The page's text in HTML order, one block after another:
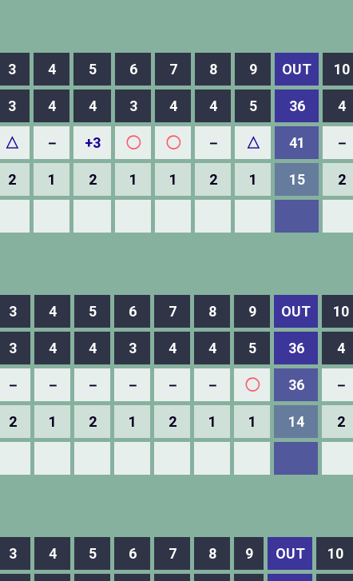
3 4 5 6 7 8 9 OUT 10
3 4 4 3 4 4 5 36 4
△ － +3 ◯ ◯ － △ 41 －
2 1 2 1 1 2 1 15 2
3 4 5 6 7 8 9 OUT 10
3 4 4 3 4 4 5 36 4
－ － － － － － ◯ 36 －
2 1 2 1 2 1 1 14 2
3 4 5 6 7 8 9 OUT 10